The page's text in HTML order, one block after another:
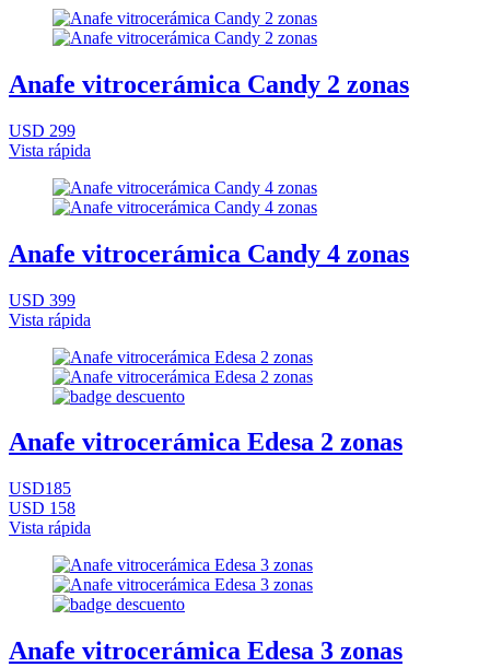
Anafe vitrocerámica Candy 2 zonas
USD 299
Vista rápida
Anafe vitrocerámica Candy 4 zonas
USD 399
Vista rápida
Anafe vitrocerámica Edesa 2 zonas
USD185
USD 158
Vista rápida
Anafe vitrocerámica Edesa 3 zonas